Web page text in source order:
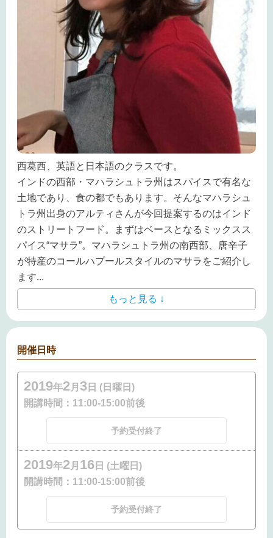
西葛西、英語と日本語のクラスです。
インドの西部・マハラシュトラ州はスパイスで有名な
土地であり、食の都でもあります。そんなマハラシュ
トラ州出身のアルティさんが今回提案するのはインド
のストリートフード。まずはベースとなるミックスス
パイス“マサラ”。マハラシュトラ州の南西部、唐辛子
が特産のコールハプールスタイルのマサラをご紹介し
ます...
もっと見る ↓
開催日時
2019年2月 3 日 (日曜日)
開講時間： 11:00-15:00前後
予約受付終了
2019年2月 16 日 (土曜日)
開講時間： 11:00-15:00前後
予約受付終了